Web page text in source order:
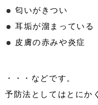
匂いがきつい
耳垢が溜まっている
皮膚の赤みや炎症
・・・などです。
予防法としてはとにか